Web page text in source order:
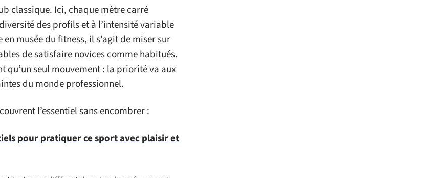
classique. Ici, chaque mètre carré
des profils et à l’intensité variable
musée du fitness, il s’agit de miser sur
de satisfaire novices comme habitués.
qu’un seul mouvement : la priorité va aux
du monde professionnel.
l’essentiel sans encombrer :
pour pratiquer ce sport avec plaisir et